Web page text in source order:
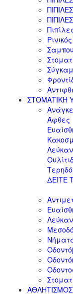
ΣΤΟΜΑΤΙΚΗ
Άφθες
ΔΕΙΤΕ
ΑΘΛΗΤΙΣΜΟΣ